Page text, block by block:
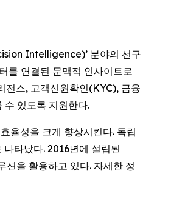
Intelligence)’ 분야의 선구
를 연결된 문맥적 인사이트로
전스, 고객신원확인(KYC), 금융
수 있도록 지원한다.
율성을 크게 향상시킨다. 독립
타났다. 2016년에 설립된
을 활용하고 있다. 자세한 정